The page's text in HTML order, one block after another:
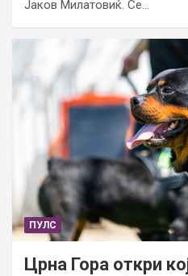
Јаков Милатовиќ. Се…
ПУЛС
Црна Гора откри